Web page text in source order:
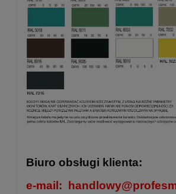
Biuro obsługi klienta:
e-mail: